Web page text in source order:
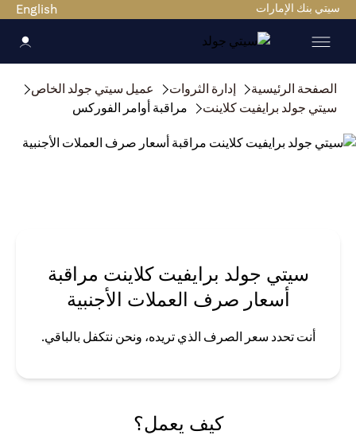
سيتي بنك الإمارات English
الصفحة الرئيسية إدارة الثروات
عميل سيتي جولد الخاص
سيتي جولد برايفيت كلاينت
مراقبة أوامر الفوركس
سيتي جولد برايفيت كلاينت مراقبة
أسعار صرف العملات الأجنبية
أنت تحدد سعر الصرف الذي تريده، ونحن نتكفل بالباقي.
كيف يعمل؟